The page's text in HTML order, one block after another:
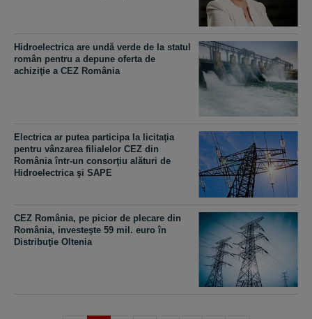
​Hidroelectrica are undă verde de la statul
român pentru a depune oferta de
achiziţie a CEZ România
Electrica ar putea participa la licitaţia
pentru vânzarea filialelor CEZ din
România într-un consorţiu alături de
Hidroelectrica şi SAPE
CEZ România, pe picior de plecare din
România, investeşte 59 mil. euro în
Distribuţie Oltenia